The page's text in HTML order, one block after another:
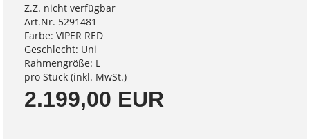
Z.Z. nicht verfügbar
Art.Nr. 5291481
Farbe: VIPER RED
Geschlecht: Uni
Rahmengröße: L
pro Stück (inkl. MwSt.)
2.199,00 EUR